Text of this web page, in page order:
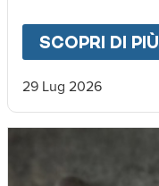
SCOPRI DI PIÙ
29 Lug 2026